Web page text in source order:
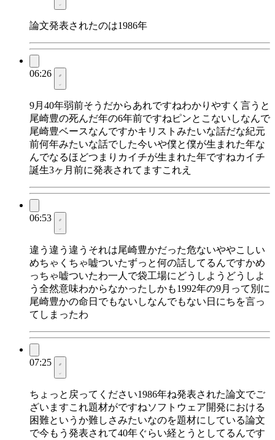
論文発表されたのは1986年
06:26
9月40年弱前そうだからあれですねわかりやすく言うと
尾崎豊の死んだ年の6年前ですねピンとこないしなんで
尾崎豊ベースなんですかキリストみたいな話だな紀元
前何年みたいな話でした今いや僕と僕が生まれた年な
んでなるほどつまりカイチが生まれた年ですねカイチ
誕生3ヶ月前に発表されてますこれえ
06:53
違う違う違うそれは尾崎豊かだった危ないややこしい
めちゃくちゃ嘘ついたずっと何の話してるんですかめ
っちゃ嘘ついたわ一人で袋工場にどうしようどうしよ
う全然意味わからなかったしかも1992年の9月って別に
尾崎豊かの命日でもないしなんでもない日にちを言っ
てしまったわ
07:25
ちょっと戻ってください1986年ね発表された論文でご
ざいますこれ題材がですねソフトウェア開発における
困難というか難しさみたいなのを題材にしている論文
で今もう発表されて40年ぐらい経とうとしてるんです